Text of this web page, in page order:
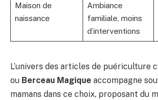
Maison de
naissance
Ambiance
familiale, moins
d’interventions
L’univers des articles de puériculture
ou Berceau Magique accompagne
mamans dans ce choix, proposant du